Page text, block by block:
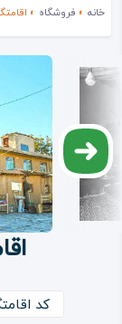
مجموعه
هدف
اقامتگاه
خانه » فروشگاه »
کد